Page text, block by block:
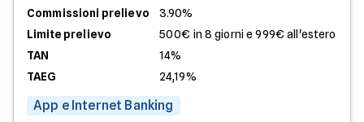
Commissioni prelievo
3.90%
Limite prelievo
500€ in 8 giorni e 999€ all'estero
TAN
14%
TAEG
24,19%
App e Internet Banking